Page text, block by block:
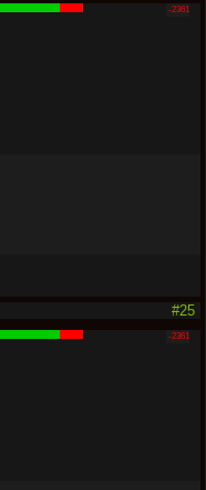
-2361
#25
-2361